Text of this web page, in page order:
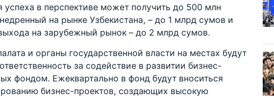
в перспективе может получить до 500 млн
на рынке Узбекистана, – до 1 млрд сумов и
на зарубежный рынок – до 2 млрд сумов.
и органы государственной власти на местах будут
за содействие в развитии бизнес-
фондом. Ежеквартально в фонд будут вноситься
бизнес-проектов, создающих высокую